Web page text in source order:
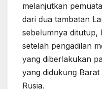
melanjutkan
dari dua tambatan
sebelumnya ditutup,
setelah pengadilan
yang diberlakukan
yang didukung
Rusia.